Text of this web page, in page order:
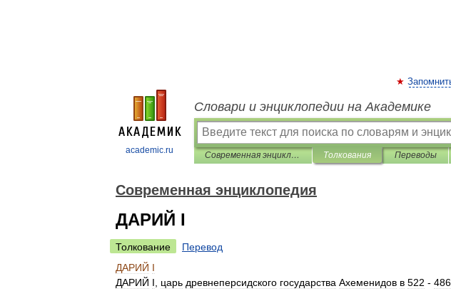
academic.ru
Словари и энциклопедии на Академике
Современная энциклопедия Толкования Переводы
Современная энциклопедия
ДАРИЙ I
Толкование
Перевод
ДАРИЙ I
ДАРИЙ I царь древнеперсидского государства Ахеменидов в 522 - 486